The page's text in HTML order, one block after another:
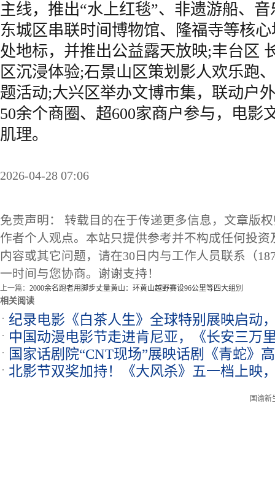
主线，推出“水上红毯”、非遗游船、
东城区串联时间博物馆、隆福寺等核
处地标，并推出公益露天放映;丰台区
区沉浸体验;石景山区策划影人欢乐跑
题活动;大兴区举办文博市集，联动户
50余个商圈、超600家商户参与，电影
肌理。
2026-04-28 07:06
免责声明： 转载目的在于传递更多信息，文章版
作者个人观点。本站只提供参考并不构成任何投
内容或其它问题，请在30日内与工作人员联系（
一时间与您协商。谢谢支持！
上一篇： 2000余名跑者用脚步丈量黄山：环黄山越野赛设96公里等四大组别
相关阅读
纪录电影《白茶人生》全球特别展映启动
力中国动漫电影节走进肯尼亚，《长安三万
院展映
国家话剧院“CNT现场”展映话剧《青蛇》
“白蛇传”热
北影节双奖加持！《大风杀》五一档上映
国谕新